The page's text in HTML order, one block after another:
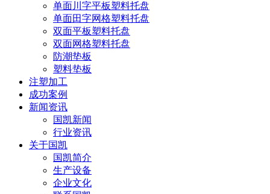
单面川字平板塑料托盘
单面田字网格塑料托盘
双面平板塑料托盘
双面网格塑料托盘
防潮垫板
塑料垫板
注塑加工
成功案例
新闻资讯
国凯新闻
行业资讯
关于国凯
国凯简介
生产设备
企业文化